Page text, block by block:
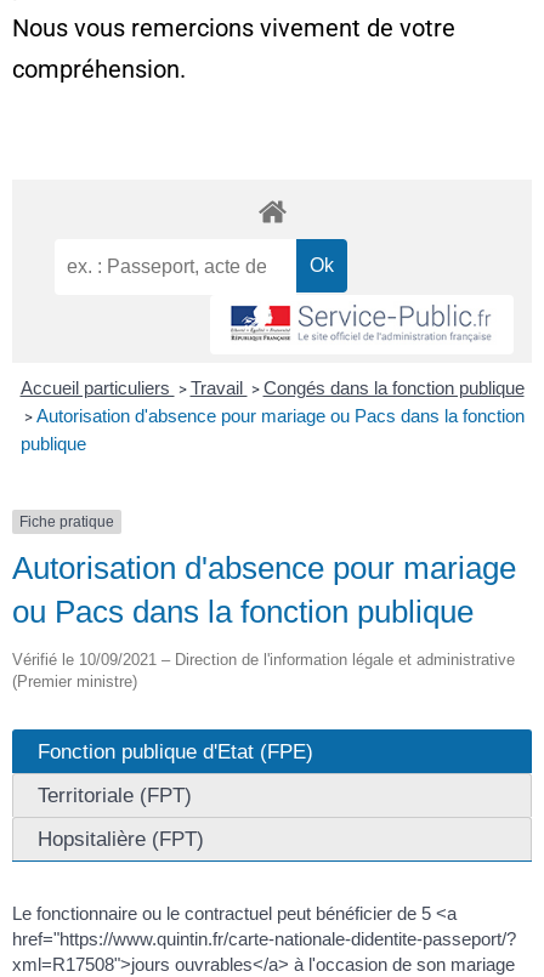
Nous vous remercions vivement de votre
compréhension.
Accueil particuliers > Travail > Congés dans la fonction publique
> Autorisation d'absence pour mariage ou Pacs dans la fonction
publique
Fiche pratique
Autorisation d'absence pour mariage
ou Pacs dans la fonction publique
Vérifié le 10/09/2021 – Direction de l'information légale et administrative
(Premier ministre)
Fonction publique d'Etat (FPE)
Territoriale (FPT)
Hopsitalière (FPT)
Le fonctionnaire ou le contractuel peut bénéficier de 5 <a
href="https://www.quintin.fr/carte-nationale-didentite-passeport/?
xml=R17508">jours ouvrables</a> à l'occasion de son mariage